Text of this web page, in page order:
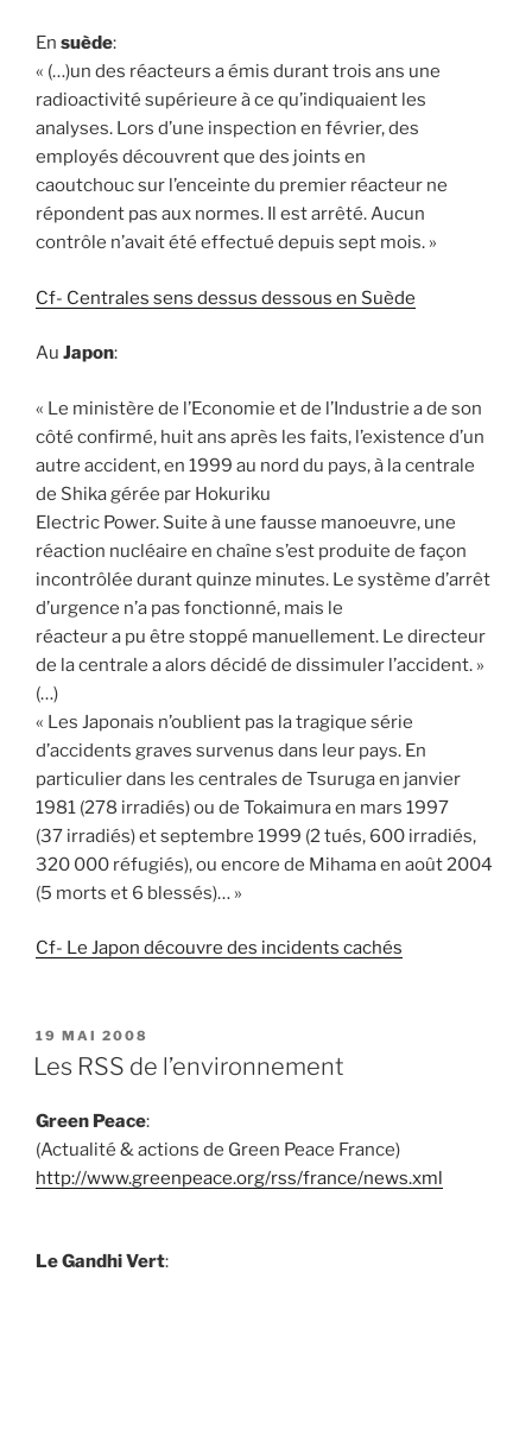
En suède:
« (…)un des réacteurs a émis durant trois ans une
radioactivité supérieure à ce qu’indiquaient les
analyses. Lors d’une inspection en février, des
employés découvrent que des joints en
caoutchouc sur l’enceinte du premier réacteur ne
répondent pas aux normes. Il est arrêté. Aucun
contrôle n’avait été effectué depuis sept mois. »
Cf- Centrales sens dessus dessous en Suède
Au Japon:
« Le ministère de l’Economie et de l’Industrie a de son
côté confirmé, huit ans après les faits, l’existence d’un
autre accident, en 1999 au nord du pays, à la centrale
de Shika gérée par Hokuriku
Electric Power. Suite à une fausse manoeuvre, une
réaction nucléaire en chaîne s’est produite de façon
incontrôlée durant quinze minutes. Le système d’arrêt
d’urgence n’a pas fonctionné, mais le
réacteur a pu être stoppé manuellement. Le directeur
de la centrale a alors décidé de dissimuler l’accident. »
(…)
« Les Japonais n’oublient pas la tragique série
d’accidents graves survenus dans leur pays. En
particulier dans les centrales de Tsuruga en janvier
1981 (278 irradiés) ou de Tokaimura en mars 1997
(37 irradiés) et septembre 1999 (2 tués, 600 irradiés,
320 000 réfugiés), ou encore de Mihama en août 2004
(5 morts et 6 blessés)… »
Cf- Le Japon découvre des incidents cachés
PUBLIÉ
LE
19 MAI 2008
Les RSS de l’environnement
Green Peace:
(Actualité & actions de Green Peace France)
http://www.greenpeace.org/rss/france/news.xml
Le Gandhi Vert: